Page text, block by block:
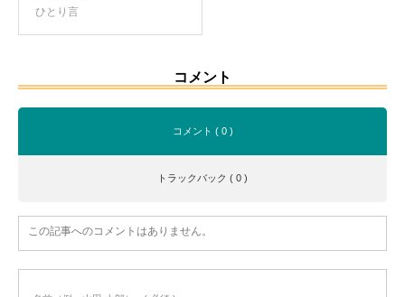
ひとり言
コメント
コメント ( 0 )
トラックバック ( 0 )
この記事へのコメントはありません。